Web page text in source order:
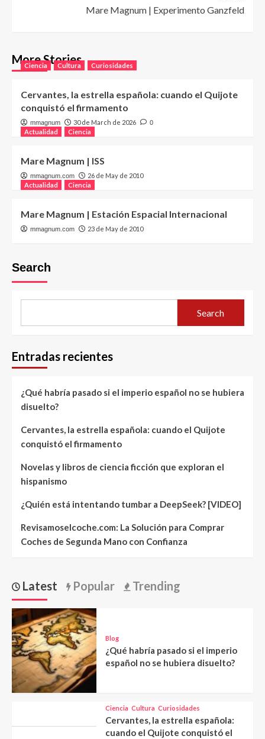
Mare Magnum | Experimento Ganzfeld
More Stories
Ciencia Cultura Curiosidades
Cervantes, la estrella española: cuando el Quijote
conquistó el firmamento
mmagnum 30 de March de 2026 0
Actualidad Ciencia
Mare Magnum | ISS
mmagnum.com
26 de May de 2010
Actualidad
Ciencia
Mare Magnum | Estación Espacial Internacional
mmagnum.com 23 de May de 2010
Search
Search
Entradas recientes
¿Qué habría pasado si el imperio español no se hubiera
disuelto?
Cervantes, la estrella española: cuando el Quijote
conquistó el firmamento
Novelas y libros de ciencia ficción que exploran el
hispanismo
¿Quién está intentando tumbar a DeepSeek? [VIDEO]
Revisamoselcoche.com: La Solución para Comprar
Coches de Segunda Mano con Confianza
Latest Popular Trending
Blog
¿Qué habría pasado si el imperio
español no se hubiera disuelto?
Ciencia Cultura Curiosidades
Cervantes, la estrella española:
cuando el Quijote conquistó el